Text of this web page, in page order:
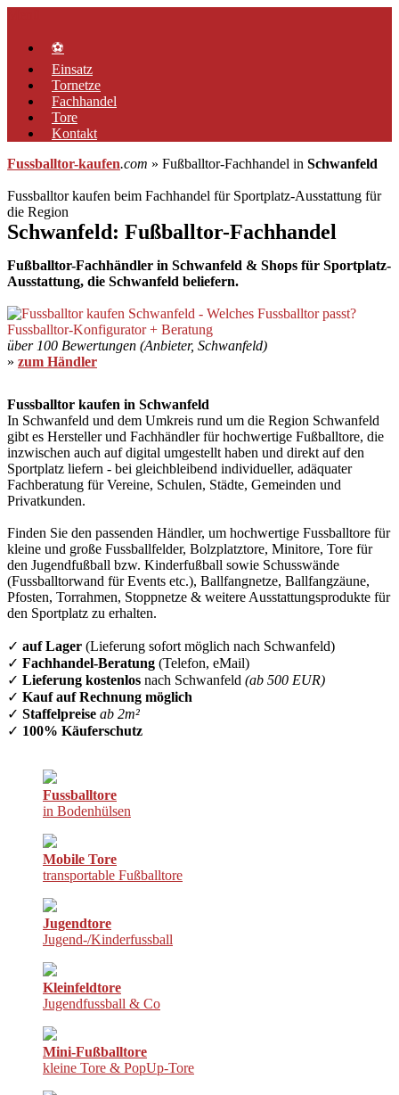
springen⚽
Einsatz
Tornetze
Fachhandel
Tore
Kontakt
Fussballtor-kaufen.com » Fußballtor-Fachhandel in Schwanfeld
Fussballtor kaufen beim Fachhandel für Sportplatz-Ausstattung für
die Region
Schwanfeld: Fußballtor-Fachhandel
Fußballtor-Fachhändler in Schwanfeld & Shops für Sportplatz-
Ausstattung, die Schwanfeld beliefern.
über 100 Bewertungen (Anbieter, Schwanfeld)
» zum Händler
Fussballtor kaufen in Schwanfeld
In Schwanfeld und dem Umkreis rund um die Region Schwanfeld
gibt es Hersteller und Fachhändler für hochwertige Fußballtore, die
inzwischen auch auf digital umgestellt haben und direkt auf den
Sportplatz liefern - bei gleichbleibend individueller, adäquater
Fachberatung für Vereine, Schulen, Städte, Gemeinden und
Privatkunden.
Finden Sie den passenden Händler, um hochwertige Fussballtore für
kleine und große Fussballfelder, Bolzplatztore, Minitore, Tore für
den Jugendfußball bzw. Kinderfußball sowie Schusswände
(Fussballtorwand für Events etc.), Ballfangnetze, Ballfangzäune,
Pfosten, Torrahmen, Stoppnetze & weitere Ausstattungsprodukte für
den Sportplatz zu erhalten.
✓ auf Lager (Lieferung sofort möglich nach Schwanfeld)
✓ Fachhandel-Beratung (Telefon, eMail)
✓ Lieferung kostenlos nach Schwanfeld (ab 500 EUR)
✓ Kauf auf Rechnung möglich
✓ Staffelpreise ab 2m²
✓ 100% Käuferschutz
Fussballtore
in Bodenhülsen
Mobile Tore
transportable Fußballtore
Jugendtore
Jugend-/Kinderfussball
Kleinfeldtore
Jugendfussball & Co
Mini-Fußballtore
kleine Tore & PopUp-Tore